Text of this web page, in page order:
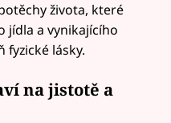
života, které
jídla a vynikajícího
fyzické lásky.
na jistotě a